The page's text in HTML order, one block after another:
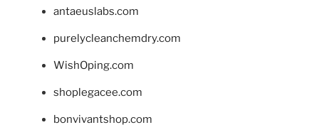
antaeuslabs.com
purelycleanchemdry.com
WishOping.com
shoplegacee.com
bonvivantshop.com